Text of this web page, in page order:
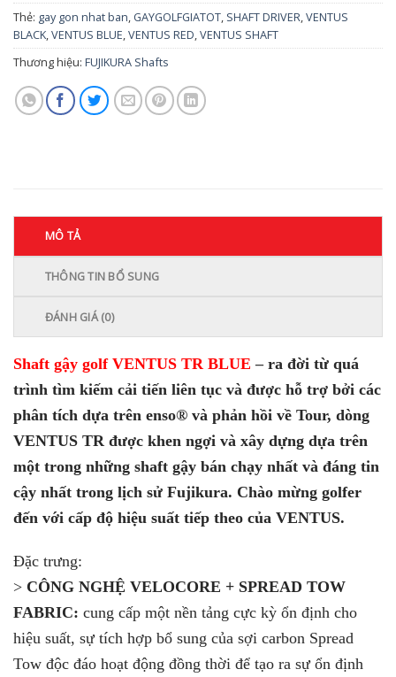
Thẻ: gay gon nhat ban, GAYGOLFGIATOT, SHAFT DRIVER,VENTUS
BLACK,VENTUS BLUE,VENTUS RED,VENTUS SHAFT
Thương hiệu: FUJIKURA Shafts
MÔ TẢ
THÔNG TIN BỔ SUNG
ĐÁNH GIÁ (0)
Shaft gậy golf VENTUS TR BLUE– ra đời từ quá
trình tìm kiếm cải tiến liên tục và được hỗ trợ bởi các
phân tích dựa trên enso® và phản hồi về Tour, dòng
VENTUS TR được khen ngợi và xây dựng dựa trên
một trong những shaft gậy bán chạy nhất và đáng tin
cậy nhất trong lịch sử Fujikura. Chào mừng golfer
đến với cấp độ hiệu suất tiếp theo của VENTUS.
Đặc trưng:
> CÔNG NGHỆ VELOCORE + SPREAD TOW
FABRIC: cung cấp một nền tảng cực kỳ ổn định cho
hiệu suất, sự tích hợp bổ sung của sợi carbon Spread
Tow độc đáo hoạt động đồng thời để tạo ra sự ổn định